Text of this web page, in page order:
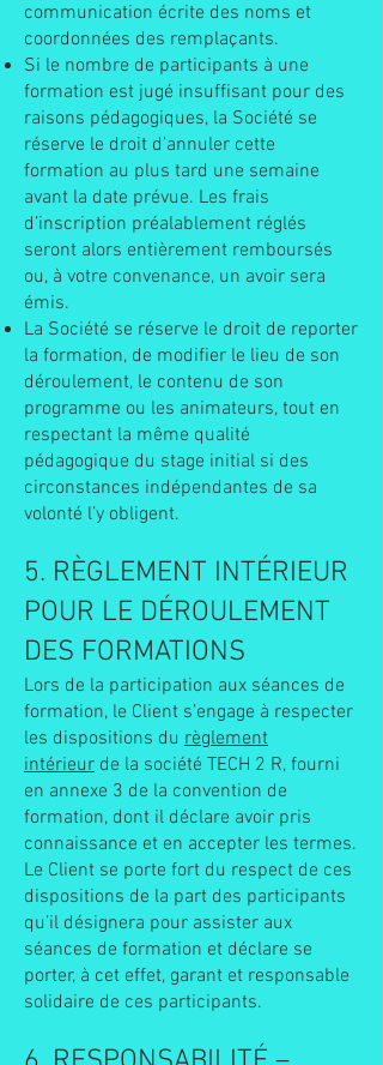
communication écrite des noms et
coordonnées des remplaçants.
Si le nombre de participants à une
formation est jugé insuffisant pour des
raisons pédagogiques, la Société se
réserve le droit d’annuler cette
formation au plus tard une semaine
avant la date prévue. Les frais
d’inscription préalablement réglés
seront alors entièrement remboursés
ou, à votre convenance, un avoir sera
émis.
La Société se réserve le droit de reporter
la formation, de modifier le lieu de son
déroulement, le contenu de son
programme ou les animateurs, tout en
respectant la même qualité
pédagogique du stage initial si des
circonstances indépendantes de sa
volonté l’y obligent.
5. RÈGLEMENT INTÉRIEUR
POUR LE DÉROULEMENT
DES FORMATIONS
Lors de la participation aux séances de
formation, le Client s’engage à respecter
les dispositions du règlement
intérieur de la société TECH 2 R, fourni
en annexe 3 de la convention de
formation, dont il déclare avoir pris
connaissance et en accepter les termes.
Le Client se porte fort du respect de ces
dispositions de la part des participants
qu’il désignera pour assister aux
séances de formation et déclare se
porter, à cet effet, garant et responsable
solidaire de ces participants.